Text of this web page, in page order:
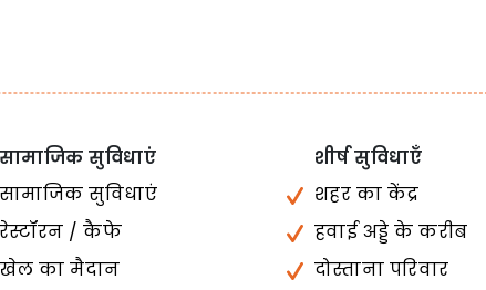
सामाजिक सुविधाएं
सामाजिक सुविधाएं
रेस्टॉरन / कैफे
खेल का मैदान
शीर्ष सुविधाएँ
शहर का केंद्र
हवाई अड्डे के करीब
दोस्ताना परिवार